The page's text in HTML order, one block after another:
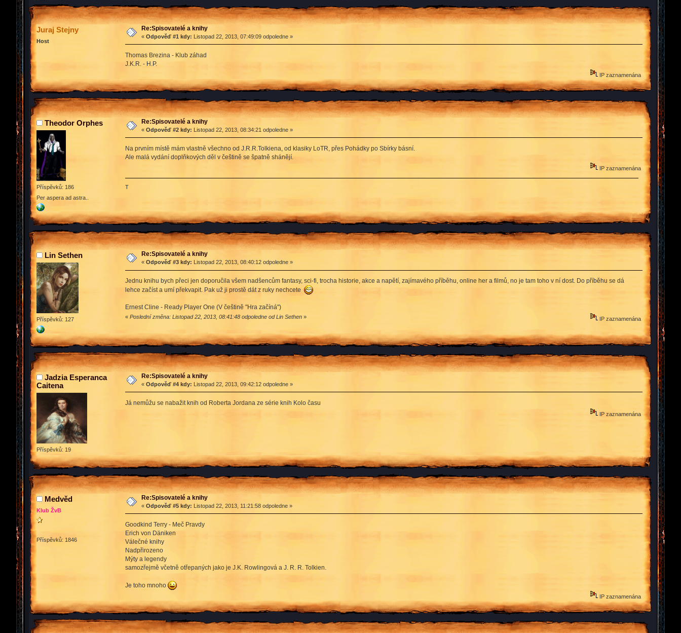
Juraj Stejny
Host
Re:Spisovatelé a knihy
« Odpověď #1 kdy: Listopad 22, 2013, 07:49:09 odpoledne »
Thomas Brezina - Klub záhad
J.K.R. - H.P.
IP zaznamenána
Theodor Orphes
Příspěvků: 186
Per aspera ad astra..
Re:Spisovatelé a knihy
« Odpověď #2 kdy: Listopad 22, 2013, 08:34:21 odpoledne »
Na prvním místě mám vlastně všechno od J.R.R.Tolkiena, od klasiky LoTR, přes Pohádky po Sbírky básní.
Ale malá vydání doplňkových děl v češtině se špatně shánějí.
IP zaznamenána
T
Lin Sethen
Příspěvků: 127
Re:Spisovatelé a knihy
« Odpověď #3 kdy: Listopad 22, 2013, 08:40:12 odpoledne »
Jednu knihu bych přeci jen doporučila všem nadšencům fantasy, sci-fi, trocha historie, akce a napětí, zajímavého příběhu, online her a filmů, no je tam toho v ní dost. Do příběhu se dá
lehce začíst a umí překvapit. Pak už ji prostě dát z ruky nechcete
Ernest Cline - Ready Player One (V češtině "Hra začíná")
« Poslední změna: Listopad 22, 2013, 08:41:48 odpoledne od Lin Sethen» IP zaznamenána
Jadzia Esperanca
Caitena
Příspěvků: 19
Re:Spisovatelé a knihy
« Odpověď #4 kdy: Listopad 22, 2013, 09:42:12 odpoledne »
Já nemůžu se nabažit knih od Roberta Jordana ze série knih Kolo času
IP zaznamenána
Medvěd
Klub ŽvB
Příspěvků: 1846
Re:Spisovatelé a knihy
« Odpověď #5 kdy: Listopad 22, 2013, 11:21:58 odpoledne »
Goodkind Terry - Meč Pravdy
Erich von Däniken
Válečné knihy
Nadpřirozeno
Mýty a legendy
samozřejmě včetně otřepaných jako je J.K. Rowlingová a J. R. R. Tolkien.
Je toho mnoho
IP zaznamenána